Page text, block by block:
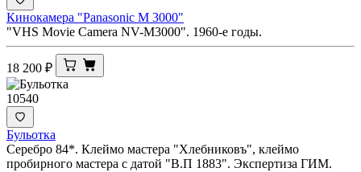
Кинокамера "Panasonic M 3000"
"VHS Movie Camera NV-M3000". 1960-е годы.
18 200 ₽
10540
Бульотка
Серебро 84*. Клеймо мастера "Хлебниковъ", клеймо
пробирного мастера с датой "В.П 1883". Экспертиза ГИМ.